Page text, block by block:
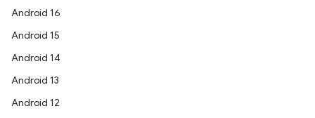
Android 16
Android 15
Android 14
Android 13
Android 12